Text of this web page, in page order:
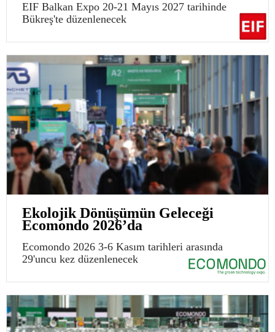
EIF Balkan Expo 20-21 Mayıs 2027 tarihinde
Bükreş'te düzenlenecek
Ekolojik Dönüşümün Geleceği
Ecomondo 2026’da
Ecomondo 2026 3-6 Kasım tarihleri arasında
29'uncu kez düzenlenecek